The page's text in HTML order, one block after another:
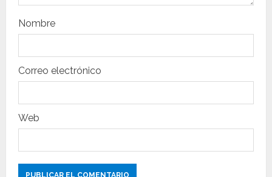
r
a
d
a
s
Nombre
Correo electrónico
Web